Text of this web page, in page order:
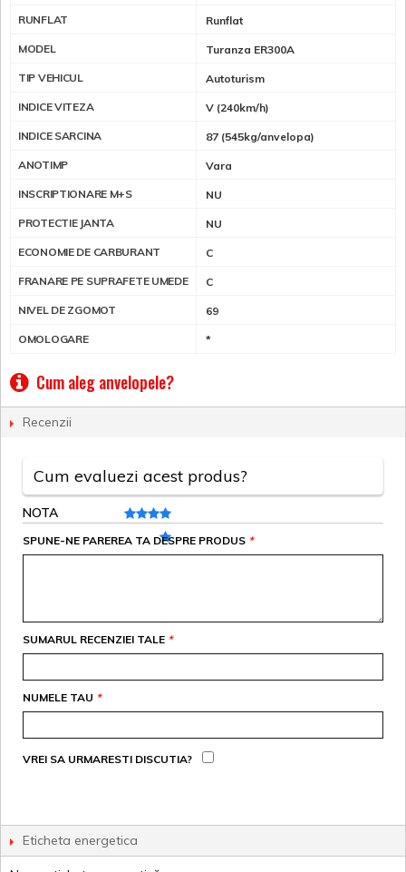
RUNFLAT Runflat
MODEL Turanza ER300A
TIP VEHICUL Autoturism
INDICE VITEZA V (240km/h)
INDICE SARCINA 87 (545kg/anvelopa)
ANOTIMP Vara
INSCRIPTIONARE M+S NU
PROTECTIE JANTA NU
ECONOMIE DE CARBURANT C
FRANARE PE SUPRAFETE UMEDE C
NIVEL DE ZGOMOT 69
OMOLOGARE *
Cum aleg anvelopele?
Recenzii
Cum evaluezi acest produs?
NOTA
*
SPUNE-NE PAREREA TA DESPRE PRODUS
*
SUMARUL RECENZIEI TALE
*
NUMELE TAU
VREI SA URMARESTI DISCUTIA?
Eticheta energetica